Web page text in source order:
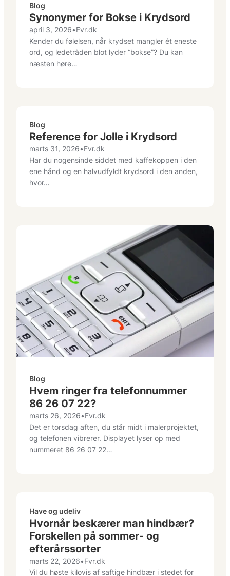
Blog
Synonymer for Bokse i Krydsord
april 3, 2026•Fvr.dk
Kender du følelsen, når krydset mangler ét eneste
ord, og ledetråden blot lyder “bokse”? Du kan
næsten høre…
Blog
Reference for Jolle i Krydsord
marts 31, 2026•Fvr.dk
Har du nogensinde siddet med kaffekoppen i den
ene hånd og en halvudfyldt krydsord i den anden,
hvor…
Blog
Hvem ringer fra telefonnummer
86 26 07 22?
marts 26, 2026•Fvr.dk
Det er torsdag aften, du står midt i malerprojektet,
og telefonen vibrerer. Displayet lyser op med
nummeret 86 26 07 22…
Have og udeliv
Hvornår beskærer man hindbær?
Forskellen på sommer- og
efterårssorter
marts 22, 2026•Fvr.dk
Vil du høste kilovis af saftige hindbær i stedet for